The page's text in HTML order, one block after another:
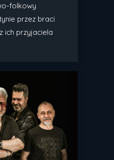
folkowy
przez braci
ich przyjaciela